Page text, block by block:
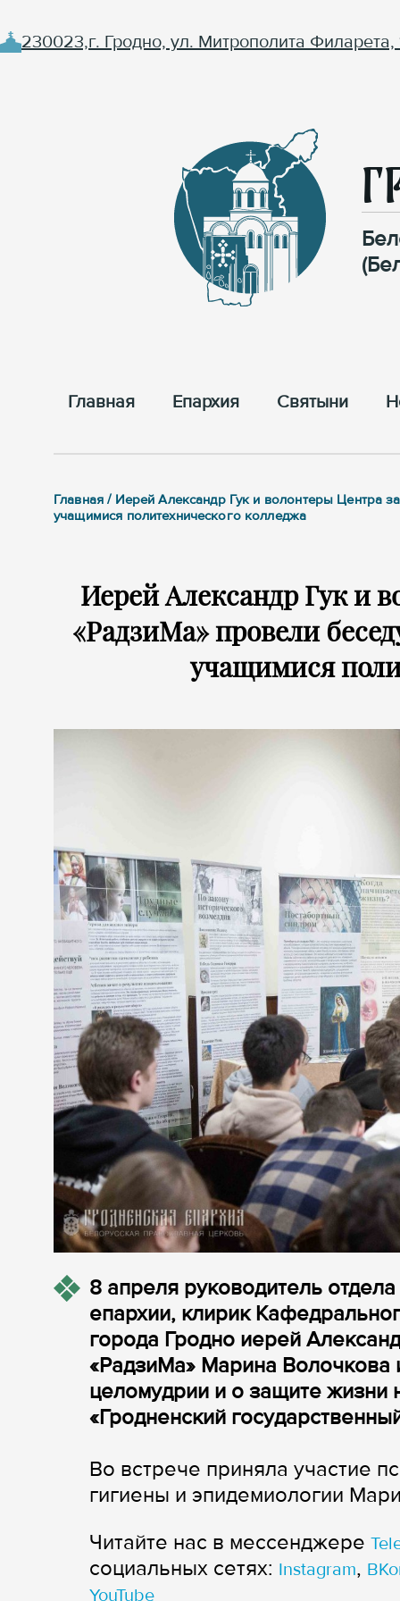
230023,г. Гродно, ул. Митрополита Филарета,
Главная Епархия Cвятыни
Главная / Иерей Александр Гук и волонтеры Центра
учащимися политехнического колледжа
Иерей Александр Гук и
«РадзиМа» провели
учащимися
8 апреля руководитель
епархии, клирик
города Гродно иерей
«РадзиМа» Марина Волочкова
целомудрии и о защите жизни
«Гродненский
Во встрече приняла участие
гигиены и эпидемиологии
Читайте нас в мессенджере
cоциальных сетях: Instagram,
YouTube